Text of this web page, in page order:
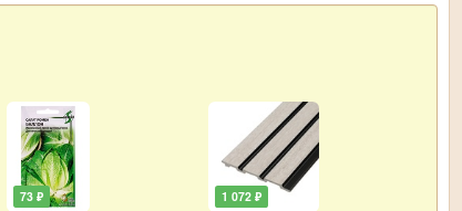
73 ₽ 1 072 ₽